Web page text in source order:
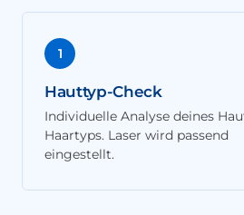
1
Hauttyp-Check
Individuelle Analyse deines
Haartyps. Laser wird passend
eingestellt.